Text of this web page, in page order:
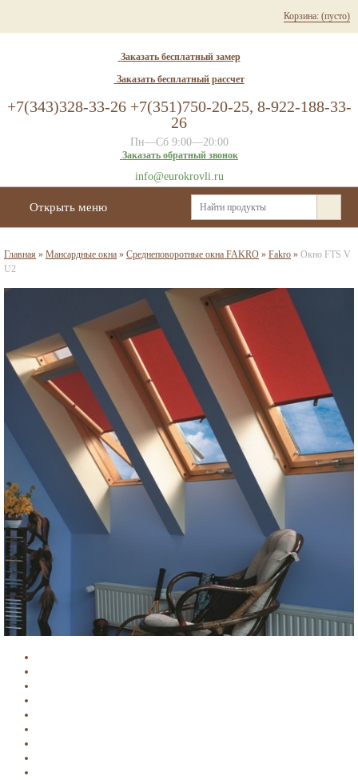
Корзина: (пусто)
Заказать бесплатный замер
Заказать бесплатный рассчет
+7(343)328-33-26 +7(351)750-20-25, 8-922-188-33-
26
Пн—Сб 9:00—20:00
Заказать обратный звонок
info@eurokrovli.ru
Открыть меню
Главная » Мансардные окна » Среднеповоротные окна FAKRO » Fakro » Окно FTS V
U2